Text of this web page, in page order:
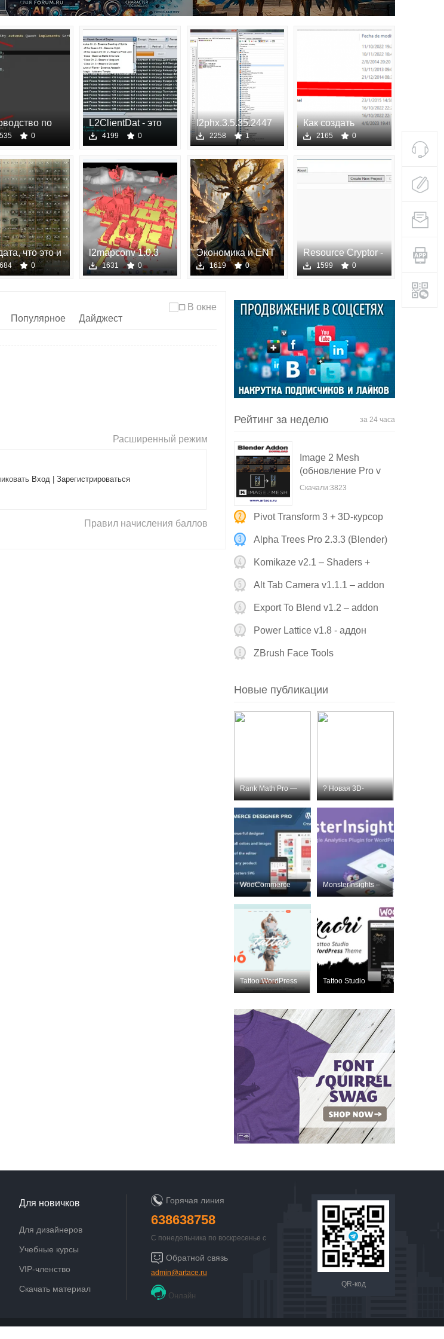
по
0
L2ClientDat - это
инструмен
4199 0
l2phx.3.5.35.2447
3.5.35.2447
2258 1
Как создать
предмет, с
2165 0
что это и
0
l2mapconv 1.0.3
1.0.31631 0
Экономика и ENT
в Lineage 2:
1619 0
Resource Cryptor -
шифрование
1599 0
В окне
Популярное Дайджест
Расширенный режим
Вход| Зарегистрироваться
Правил начисления баллов
Рейтинг за неделю за 24 часа
Image 2 Mesh
(обновление Pro v
Скачали:3823
Pivot Transform 3 + 3D-курсор
Gizm
Alpha Trees Pro 2.3.3 (Blender)
Komikaze v2.1 – Shaders +
Assets (Blend
Alt Tab Camera v1.1.1 – addon
Blender
Export To Blend v1.2 – addon
Blender
Power Lattice v1.8 - аддон
Blender
ZBrush Face Tools
Новые публикации
Rank Math Pro —
премиум SEO-пл
? Новая 3D-
модель для пе
WooCommerce
Designer Pro
Nulled
MonsterInsights –
Лучший плаг
Tattoo WordPress
Nulled
Tattoo Studio
Nulled
2260020
Для новичков
Для дизайнеров
Учебные курсы
VIP-членство
Скачать материал
Горячая линия
638638758
С понедельника по воскресенье с
Обратной связь
admin@artace.ru
Онлайн
QR-код